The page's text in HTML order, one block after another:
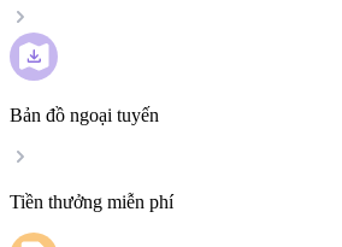
Bản đồ ngoại tuyến
Tiền thưởng miễn phí